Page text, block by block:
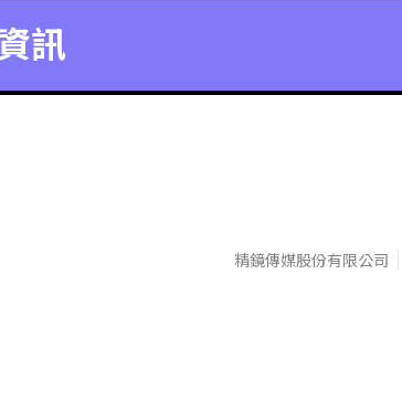
訊
精鏡傳媒股份有限公司